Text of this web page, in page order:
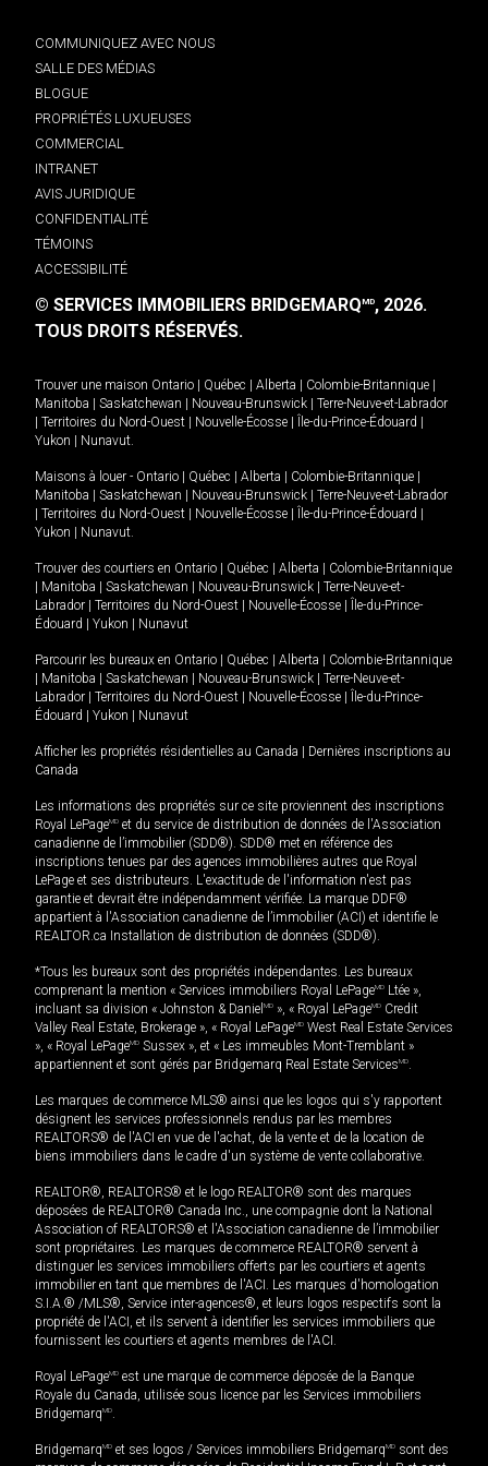
COMMUNIQUEZ AVEC NOUS
SALLE DES MÉDIAS
BLOGUE
PROPRIÉTÉS LUXUEUSES
COMMERCIAL
INTRANET
AVIS JURIDIQUE
CONFIDENTIALITÉ
TÉMOINS
ACCESSIBILITÉ
© SERVICES IMMOBILIERS BRIDGEMARQMD, 2026.
TOUS DROITS RÉSERVÉS.
Trouver une maison Ontario Québec Alberta Colombie-Britannique
Manitoba
Saskatchewan Nouveau-Brunswick
Terre-Neuve-et-Labrador
Territoires du Nord-Ouest Nouvelle-Écosse Île-du-Prince-Édouard
Yukon
Nunavut.
Maisons à louer - Ontario Québec Alberta Colombie-Britannique
Manitoba
Saskatchewan Nouveau-Brunswick
Terre-Neuve-et-Labrador
Territoires du Nord-Ouest Nouvelle-Écosse Île-du-Prince-Édouard
Yukon
Nunavut.
Trouver des courtiers en Ontario Québec Alberta
Colombie-Britannique
Manitoba Saskatchewan Nouveau-Brunswick
Terre-Neuve-et-
Labrador
Territoires du Nord-Ouest Nouvelle-Écosse
Île-du-Prince-
Édouard
Yukon Nunavut
Parcourir les bureaux en Ontario Québec Alberta
Colombie-Britannique
Manitoba Saskatchewan Nouveau-Brunswick
Terre-Neuve-et-
Labrador
Territoires du Nord-Ouest Nouvelle-Écosse
Île-du-Prince-
Édouard
Yukon Nunavut
Afficher les propriétés résidentielles au Canada
Dernières inscriptions au
Canada
Les informations des propriétés sur ce site proviennent des inscriptions
Royal LePageMD et du service de distribution de données de l'Association
canadienne de l’immobilier (SDD®). SDD® met en référence des
inscriptions tenues par des agences immobilières autres que Royal
LePage et ses distributeurs. L'exactitude de l'information n'est pas
garantie et devrait être indépendamment vérifiée. La marque DDF®
appartient à l'Association canadienne de l’immobilier (ACI) et identifie le
REALTOR.ca Installation de distribution de données (SDD®).
*Tous les bureaux sont des propriétés indépendantes. Les bureaux
comprenant la mention « Services immobiliers Royal LePageMD Ltée »,
incluant sa division « Johnston & Daniel MD », « Royal LePageMD Credit
Valley Real Estate, Brokerage », « Royal LePageMD West Real Estate Services
», « Royal LePageMD Sussex », et « Les immeubles Mont-Tremblant »
appartiennent et sont gérés par Bridgemarq Real Estate ServicesMD.
Les marques de commerce MLS® ainsi que les logos qui s'y rapportent
désignent les services professionnels rendus par les membres
REALTORS® de l'ACI en vue de l'achat, de la vente et de la location de
biens immobiliers dans le cadre d'un système de vente collaborative.
REALTOR®, REALTORS® et le logo REALTOR® sont des marques
déposées de REALTOR® Canada Inc., une compagnie dont la National
Association of REALTORS® et l'Association canadienne de l’immobilier
sont propriétaires. Les marques de commerce REALTOR® servent à
distinguer les services immobiliers offerts par les courtiers et agents
immobilier en tant que membres de l'ACI. Les marques d'homologation
S.I.A.® /MLS®, Service inter-agences®, et leurs logos respectifs sont la
propriété de l'ACI, et ils servent à identifier les services immobiliers que
fournissent les courtiers et agents membres de l'ACI.
Royal LePageMD est une marque de commerce déposée de la Banque
Royale du Canada, utilisée sous licence par les Services immobiliers
BridgemarqMD.
BridgemarqMD et ses logos / Services immobiliers BridgemarqMD sont des